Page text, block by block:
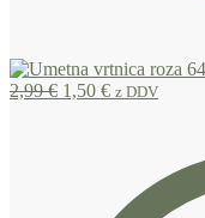
2,99€ 1,50 € z DDV